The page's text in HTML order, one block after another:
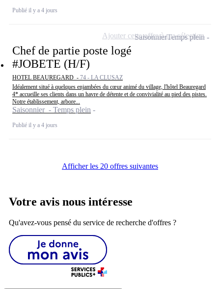
Publié il y a 4 jours
Chef de partie poste logé
#JOBETE (H/F)
HOTEL BEAUREGARD - 74 - LA CLUSAZ
Idéalement situé à quelques enjambées du cœur animé du village, l'hôtel Beauregard
4* accueille ses clients dans un havre de détente et de convivialité au pied des pistes.
Notre établissement, arbore...
Saisonnier - Temps plein
Publié il y a 4 jours
SaisonnierTemps plein
Ajouter cette offre à ma sélection
Afficher les 20 offres suivantes
Votre avis nous intéresse
Qu'avez-vous pensé du service de recherche d'offres ?